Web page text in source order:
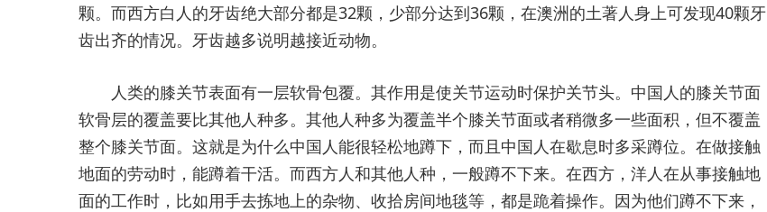
颗。而西方白人的牙齿绝大部分都是32颗，少部分达到36颗，在澳洲的土著人身上可发现40颗牙
齿出齐的情况。牙齿越多说明越接近动物。
人类的膝关节表面有一层软骨包覆。其作用是使关节运动时保护关节头。中国人的膝关节面
软骨层的覆盖要比其他人种多。其他人种多为覆盖半个膝关节面或者稍微多一些面积，但不覆盖
整个膝关节面。这就是为什么中国人能很轻松地蹲下，而且中国人在歇息时多采蹲位。在做接触
地面的劳动时，能蹲着干活。而西方人和其他人种，一般蹲不下来。在西方，洋人在从事接触地
面的工作时，比如用手去拣地上的杂物、收拾房间地毯等，都是跪着操作。因为他们蹲不下来，